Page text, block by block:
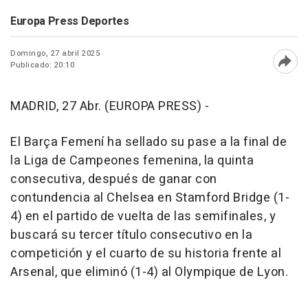
Europa Press Deportes
Domingo, 27 abril 2025
Publicado: 20:10
MADRID, 27 Abr. (EUROPA PRESS) -
El Barça Femení ha sellado su pase a la final de
la Liga de Campeones femenina, la quinta
consecutiva, después de ganar con
contundencia al Chelsea en Stamford Bridge (1-
4) en el partido de vuelta de las semifinales, y
buscará su tercer título consecutivo en la
competición y el cuarto de su historia frente al
Arsenal, que eliminó (1-4) al Olympique de Lyon.